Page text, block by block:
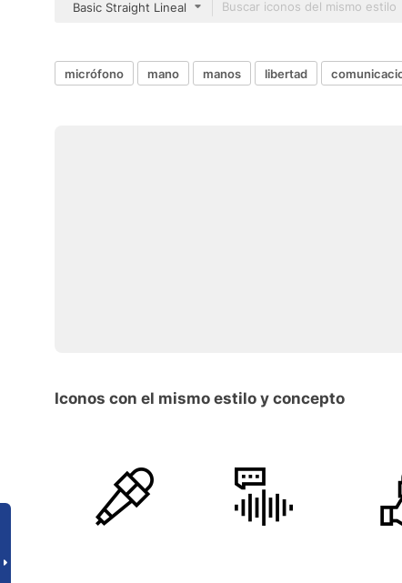
Basic Straight Lineal
micrófono mano manos libertad
Iconos con el mismo estilo y concepto